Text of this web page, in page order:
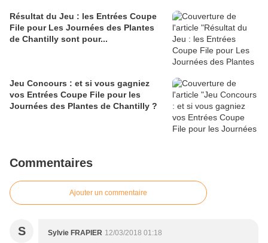
Résultat du Jeu : les Entrées Coupe
File pour Les Journées des Plantes
de Chantilly sont pour...
Jeu Concours : et si vous gagniez
vos Entrées Coupe File pour les
Journées des Plantes de Chantilly ?
Commentaires
Ajouter un commentaire
S Sylvie FRAPIER 12/03/2018 01:18